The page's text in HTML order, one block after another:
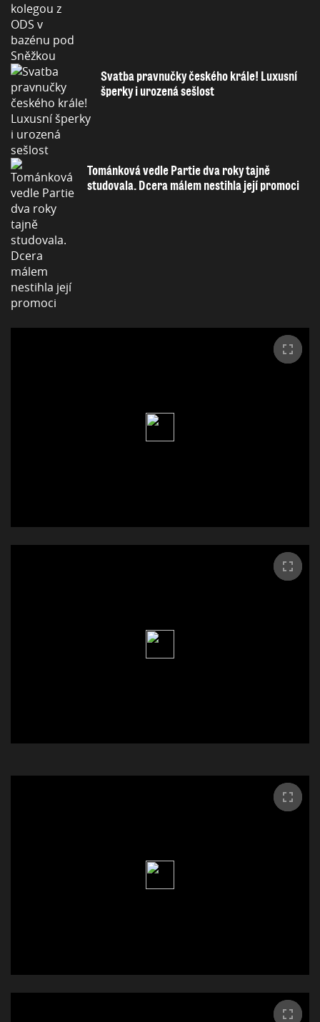
Svatba pravnučky českého krále! Luxusní
šperky i urozená sešlost
Tománková vedle Partie dva roky tajně
studovala. Dcera málem nestihla její promoci